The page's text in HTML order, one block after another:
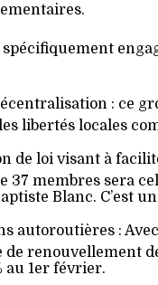
: ce
libertés locales
de loi visant à
37 membres sera
Blanc. C’est
autoroutières :
de renouvellement
au 1er février.